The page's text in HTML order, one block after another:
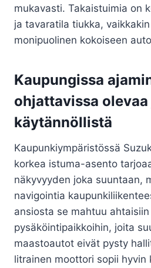
mukavasti. Takaistuimia on
ja tavaratila tiukka,
monipuolinen kokoiseen
Kaupungissa
ohjattavissa olevaa
käytännöllistä
Kaupunkiympäristössä
korkea istuma-asento
näkyvyyden joka suuntaan,
navigointia
ansiosta se mahtuu ahtaisiin
pysäköintipaikkoihin, joita
maastoautot eivät pysty
litrainen moottori sopii hyvin